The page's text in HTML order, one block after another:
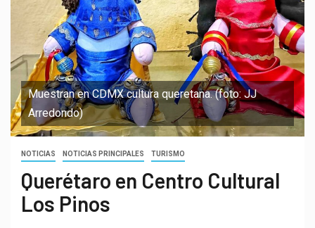
Muestran en CDMX cultura queretana. (foto: JJ
Arredondo)
NOTICIAS NOTICIAS PRINCIPALES TURISMO
Querétaro en Centro Cultural
Los Pinos